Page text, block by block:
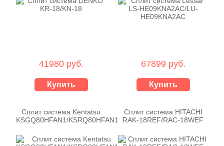
41980 руб.
Купить
67899 руб.
Купить
Сплит система Kentatsu
KSGQ80HFAN1/KSRQ80HFAN1
Сплит система HITACHI
RAK-18REF/RAC-18WEF